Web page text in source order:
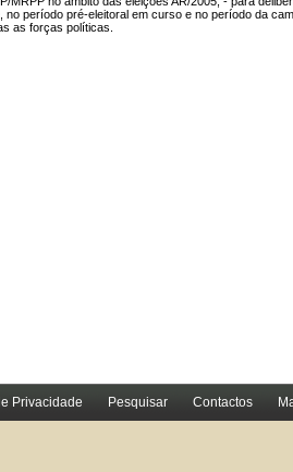
período pré-eleitoral em curso e no período da
as forças políticas.
Privacidade Pesquisar Contactos